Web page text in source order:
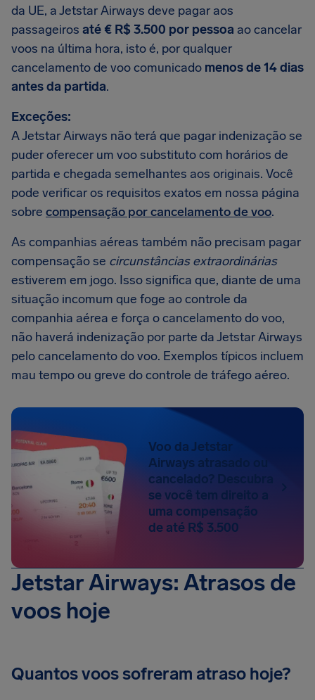
da UE, a Jetstar Airways deve pagar aos
passageiros até € R$ 3.500 por pessoa ao cancelar
voos na última hora, isto é, por qualquer
cancelamento de voo comunicado menos de 14 dias
antes da partida.
Exceções:
A Jetstar Airways não terá que pagar indenização se
puder oferecer um voo substituto com horários de
partida e chegada semelhantes aos originais. Você
pode verificar os requisitos exatos em nossa página
sobre compensação por cancelamento de voo.
As companhias aéreas também não precisam pagar
compensação se circunstâncias extraordinárias
estiverem em jogo. Isso significa que, diante de uma
situação incomum que foge ao controle da
companhia aérea e força o cancelamento do voo,
não haverá indenização por parte da Jetstar Airways
pelo cancelamento do voo. Exemplos típicos incluem
mau tempo ou greve do controle de tráfego aéreo.
Voo da Jetstar
Airways atrasado ou
cancelado? Descubra
se você tem direito a
uma compensação
de até R$ 3.500
Jetstar Airways: Atrasos de
voos hoje
Quantos voos sofreram atraso hoje?